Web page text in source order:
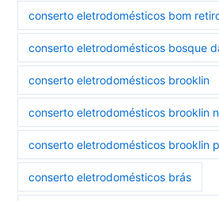
conserto eletrodomésticos bom
conserto eletrodomésticos bosque
conserto eletrodomésticos brooklin
conserto eletrodomésticos brooklin
conserto eletrodomésticos brooklin
conserto eletrodomésticos brás